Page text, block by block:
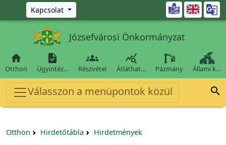
Ugrás a fő tartalomra
Kapcsolat 
Józsefvárosi Önkormányzat

Otthon

Ügyintéz…

Részvétel

Átláthat… Pázmány Állami k…
Válasszon a menüpontok közül 
Otthon Hirdetőtábla Hirdetmények